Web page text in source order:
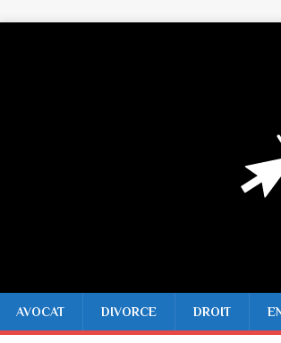
AVOCAT DIVORCE DROIT